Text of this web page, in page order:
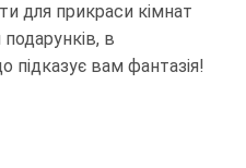
для прикраси кімнат
в
підказує вам фантазія!